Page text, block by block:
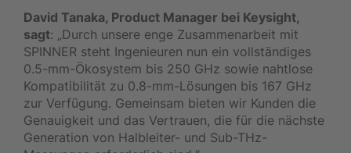
David Tanaka, Product Manager bei Keysight,
sagt: „Durch unsere enge Zusammenarbeit mit
SPINNER steht Ingenieuren nun ein vollständiges
0.5-mm-Ökosystem bis 250 GHz sowie nahtlose
Kompatibilität zu 0.8-mm-Lösungen bis 167 GHz
zur Verfügung. Gemeinsam bieten wir Kunden die
Genauigkeit und das Vertrauen, die für die nächste
Generation von Halbleiter- und Sub-THz-